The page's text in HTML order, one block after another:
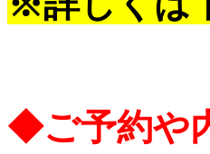
◆ご予約や